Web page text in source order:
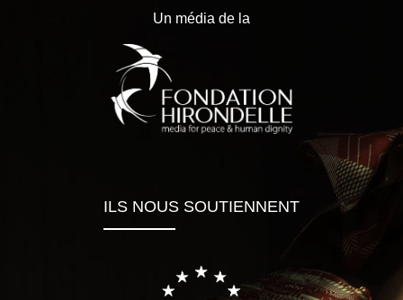
Un média de la
ILS NOUS SOUTIENNENT